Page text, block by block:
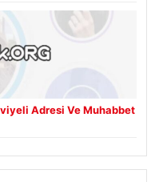
Adresi Ve Muhabbet